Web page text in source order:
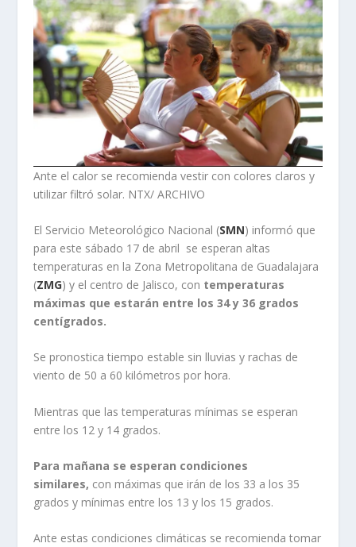
Ante el calor se recomienda vestir con colores claros y
utilizar filtró solar. NTX/ ARCHIVO
El Servicio Meteorológico Nacional (SMN) informó que
para este sábado 17 de abril se esperan altas
temperaturas en la Zona Metropolitana de Guadalajara
(ZMG) y el centro de Jalisco, con temperaturas
máximas que estarán entre los 34 y 36 grados
centígrados.
Se pronostica tiempo estable sin lluvias y rachas de
viento de 50 a 60 kilómetros por hora.
Mientras que las temperaturas mínimas se esperan
entre los 12 y 14 grados.
Para mañana se esperan condiciones
similares, con máximas que irán de los 33 a los 35
grados y mínimas entre los 13 y los 15 grados.
Ante estas condiciones climáticas se recomienda tomar